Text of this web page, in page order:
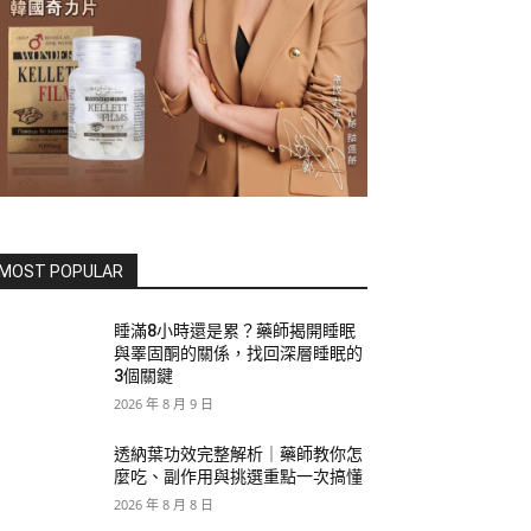
POPULAR
睡滿8小時還是累？藥師揭開睡眠
與睪固酮的關係，找回深層睡眠的
3個關鍵
2026 年 8 月 9 日
透納葉功效完整解析｜藥師教你怎
麼吃、副作用與挑選重點一次搞懂
2026 年 8 月 8 日